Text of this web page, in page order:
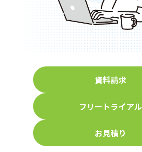
資料請求
フリートライアル
お見積り